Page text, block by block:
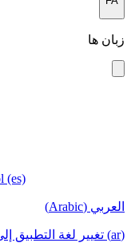
(en)
a español (es)